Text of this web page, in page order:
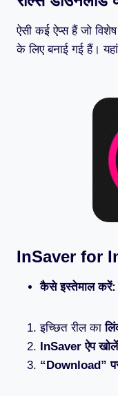
ऐसी कई ऐप्स हैं जो
के लिए बनाई गई हैं।
InSaver for
कैसे इस्तेमाल करें:
इच्छित रील का
InSaver ऐप खोलें
“Download”